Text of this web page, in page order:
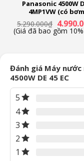
Thương hiệu của:
Đức
Chất liệu – Kích
Chất liệu vỏ máy:
Nhựa ABS cao cấp
Chất liệu vòi sen:
Nhựa ABS mạ Crom
Chất liệu giá đỡ vòi
Panasonic 4500W
4MP1VW (có
5.290.000₫ Giá
gốc
là:
(Giá đã bao gồm
Đánh giá Máy
4500W DE 45 EC
5
4
3
2
1